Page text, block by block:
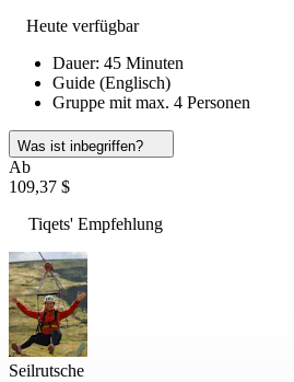
Heute verfügbar
Dauer: 45 Minuten
Guide (Englisch)
Gruppe mit max. 4 Personen
Was ist inbegriffen?
Ab
109,37 $
Tiqets' Empfehlung
Seilrutsche